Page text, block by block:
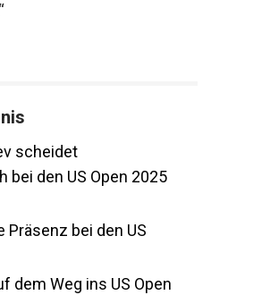
scheidet
den US Open 2025
bei den US
Weg ins US Open